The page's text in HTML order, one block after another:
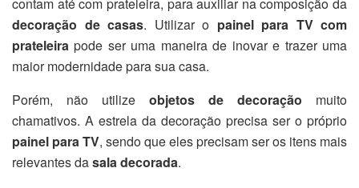
decoração de casas. Utilizar o painel para TV com
prateleira pode ser uma maneira de inovar e trazer uma
maior modernidade para sua casa.
Porém, não utilize objetos de decoração muito
chamativos. A estrela da decoração precisa ser o próprio
painel para TV, sendo que eles precisam ser os itens mais
relevantes dasala decorada.